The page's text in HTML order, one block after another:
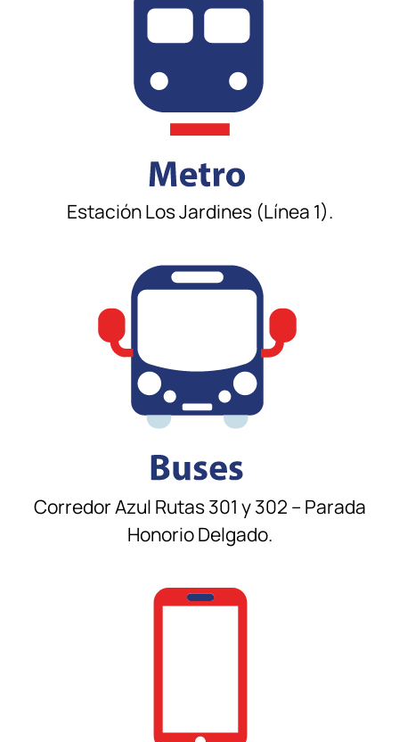
Estación Los Jardines (Línea 1).
Corredor Azul Rutas 301 y 302 – Parada
Honorio Delgado.